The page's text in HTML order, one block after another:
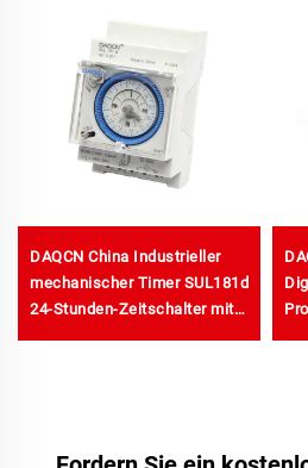
DAQCN China Industrieller
mechanischer Timer SUL181d
24-Stunden-Zeitschalter mit